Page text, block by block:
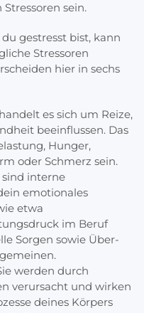
sein.
gestresst bist, kann
Stressoren
hier in sechs
es sich um Reize,
beeinflussen. Das
Hunger,
oder Schmerz sein.
sind interne
emotionales
etwa
im Beruf
Sorgen sowie Über-
werden durch
verursacht und wirken
deines Körpers